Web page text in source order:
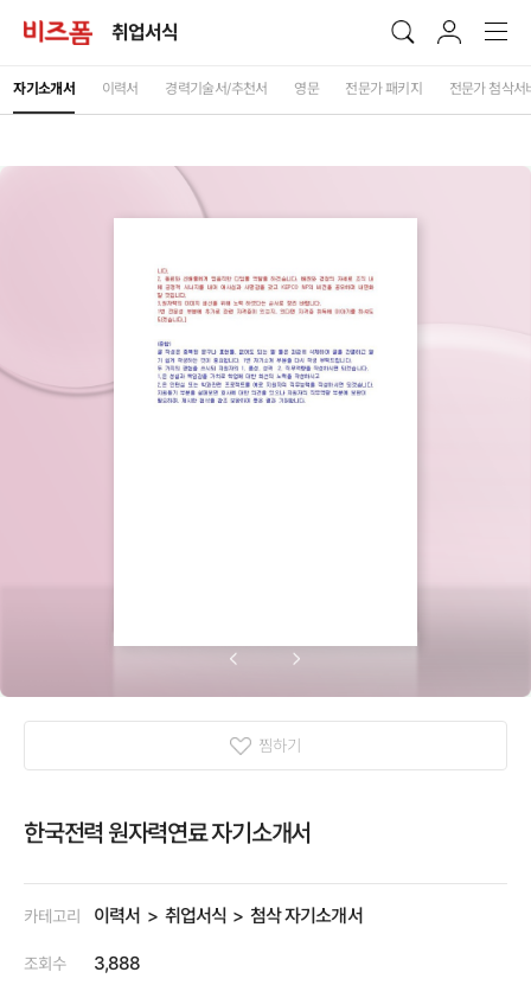
취업서식
자기소개서 이력서 경력기술서/추천서 영문 전문가 패키지 전문가 첨삭서
찜하기
한국전력 원자력연료 자기소개서
카테고리 이력서 취업서식 첨삭 자기소개서
조회수 3,888